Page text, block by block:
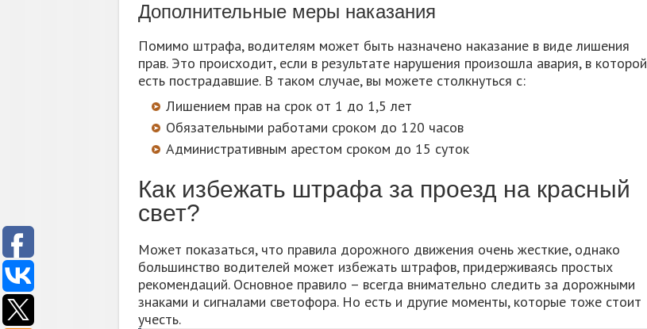
Дополнительные меры наказания
Помимо штрафа, водителям может быть назначено наказание в виде лишения
прав. Это происходит, если в результате нарушения произошла авария, в которой
есть пострадавшие. В таком случае, вы можете столкнуться с:
Лишением прав на срок от 1 до 1,5 лет
Обязательными работами сроком до 120 часов
Административным арестом сроком до 15 суток
Как избежать штрафа за проезд на красный
свет?
Может показаться, что правила дорожного движения очень жесткие, однако
большинство водителей может избежать штрафов, придерживаясь простых
рекомендаций. Основное правило – всегда внимательно следить за дорожными
знаками и сигналами светофора. Но есть и другие моменты, которые тоже стоит
учесть.